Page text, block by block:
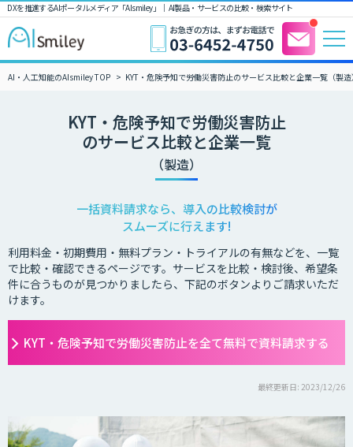
DXを推進するAIポータルメディア「AIsmiley」｜ AI製品・サービスの比較・検索サイト
AI・人工知能のAIsmiley TOP KYT・危険予知で労働災害防止のサービス比較と企業一覧（製
KYT・危険予知で労働災害防止
のサービス比較と企業一覧
（製造）
一括資料請求なら、導入の比較検討が
スムーズに行えます!
利用料金・初期費用・無料プラン・トライアルの有無などを、一覧
で比較・確認できるページです。サービスを比較・検討後、希望条
件に合うものが見つかりましたら、下記のボタンよりご請求いただ
けます。
KYT・危険予知で労働災害防止を全て無料で資料請求する
最終更新日: 2023/12/26